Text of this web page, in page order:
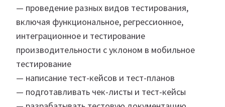
— проведение разных видов тестирования,
включая функциональное, регрессионное,
интеграционное и тестирование
производительности с уклоном в мобильное
тестирование
— написание тест-кейсов и тест-планов
— подготавливать чек-листы и тест-кейсы